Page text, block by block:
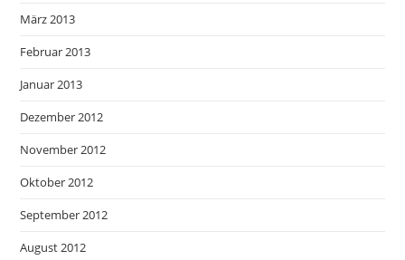
März 2013
Februar 2013
Januar 2013
Dezember 2012
November 2012
Oktober 2012
September 2012
August 2012